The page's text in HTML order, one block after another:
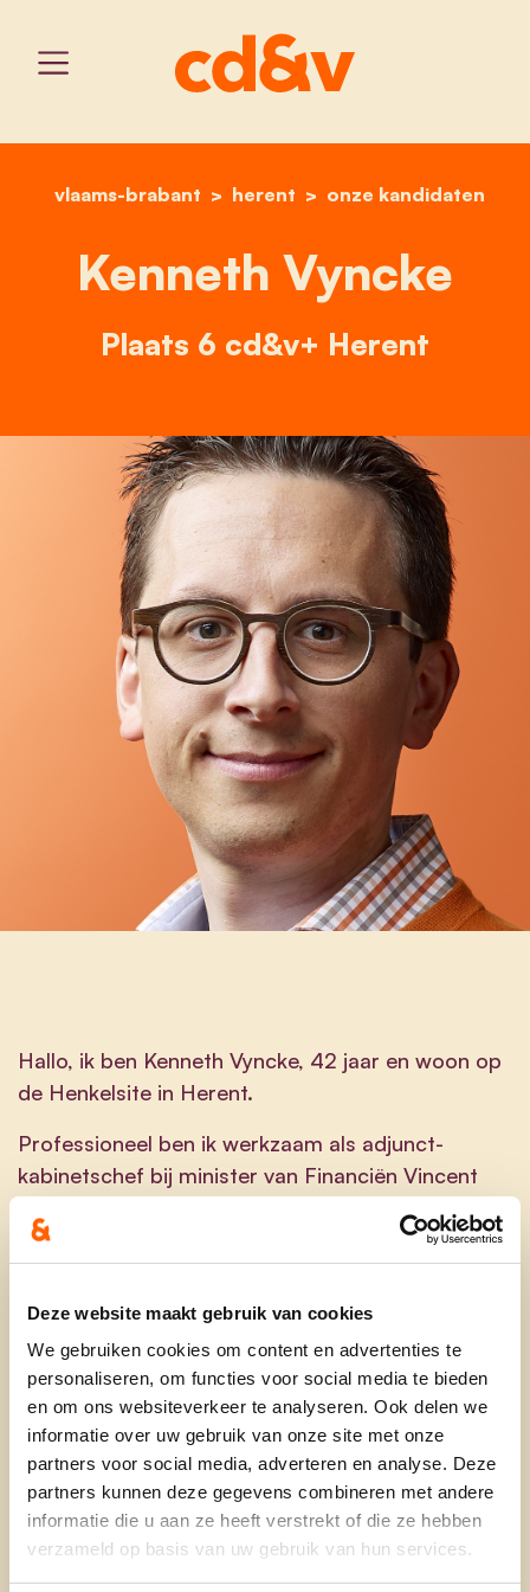
Deze website maakt gebruik van cookies
We gebruiken cookies om content en advertenties te
personaliseren, om functies voor social media te bieden
en om ons websiteverkeer te analyseren. Ook delen we
informatie over uw gebruik van onze site met onze
partners voor social media, adverteren en analyse. Deze
partners kunnen deze gegevens combineren met andere
informatie die u aan ze heeft verstrekt of die ze hebben
verzameld op basis van uw gebruik van hun services.
home
vlaams-brabant herent onze kandidaten
kenneth vyncke
Kenneth Vyncke
Plaats 6 cd&v+ Herent
Hallo, ik ben Kenneth Vyncke, 42 jaar en woon op
de Henkelsite in Herent.
Professioneel ben ik werkzaam als adjunct-
kabinetschef bij minister van Financiën Vincent
invoeren, is mijn droomjob. De vergroening van de
bedrijfswagens, de uitgifte van de éénjarige
Staatsbon en de fiscale hervorming, zijn daar
kennis als gastdocent aan de KU Leuven, waar ik
btw en belastingbeleid doceer. Lesgeven aan
talentvolle studenten geeft me altijd veel positieve
energie.
Als voorzitter van de gemeenteraad en raad voor
maatschappelijk welzijn zet ik mij actief in voor
mijn buurt en voor onze gemeente. Zo zorgde ik